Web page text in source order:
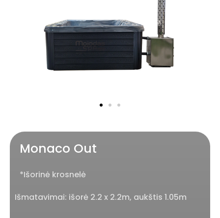
Monaco Out
*Išorinė krosnelė
Išmatavimai: išorė 2.2 x 2.2m, aukštis 1.05m